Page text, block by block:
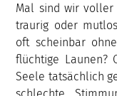
Mal sind wir voller
traurig oder
oft scheinbar
flüchtige Launen?
Seele tatsächlich